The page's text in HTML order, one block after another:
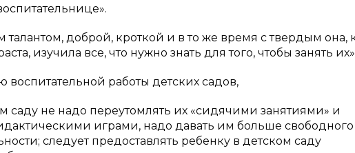
доброй, кроткой и в то же время с твердым она,
изучила все, что нужно знать для того, чтобы занять
работы детских садов,
саду не надо переутомлять их «сидячими занятиями» и
играми, надо давать им больше свободного
следует предоставлять ребенку в детском саду